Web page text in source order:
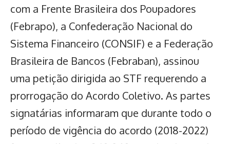
com a Frente Brasileira dos Poupadores
(Febrapo), a Confederação Nacional do
Sistema Financeiro (CONSIF) e a Federação
Brasileira de Bancos (Febraban), assinou
uma petição dirigida ao STF requerendo a
prorrogação do Acordo Coletivo. As partes
signatárias informaram que durante todo o
período de vigência do acordo (2018-2022)